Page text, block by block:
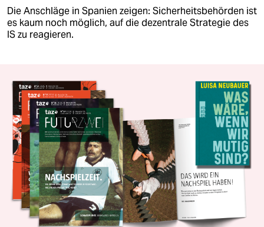
Die Anschläge in Spanien zeigen: Sicherheitsbehörden ist
es kaum noch möglich, auf die dezentrale Strategie des
IS zu reagieren.